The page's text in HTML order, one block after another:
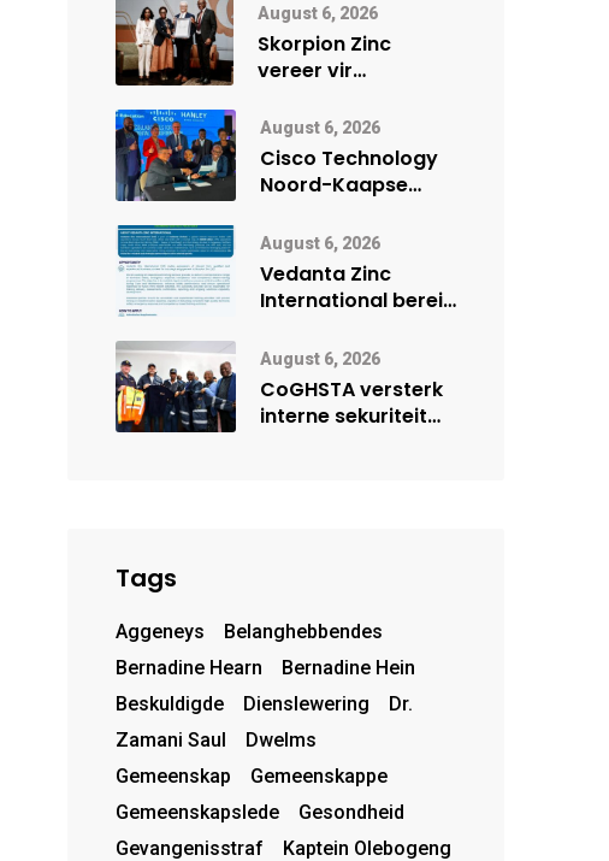
August 6, 2026
Skorpion Zinc
vereer vir
veiligheidsprestasie
by Namibië Mynbou
Ekspo
August 6, 2026
Cisco Technology
Noord-Kaapse
digitale toekoms
deur Cisco-
vennootskap
August 6, 2026
Vedanta Zinc
International berei
vir moontlike
herbegin
August 6, 2026
CoGHSTA versterk
interne sekuriteit
Tags
Aggeneys
Belanghebbendes
Bernadine Hearn
Bernadine Hein
Beskuldigde
Dienslewering
Dr.
Zamani Saul
Dwelms
Gemeenskap
Gemeenskappe
Gemeenskapslede
Gesondheid
Gevangenisstraf
Kaptein Olebogeng